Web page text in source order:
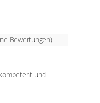
Bewertungen)
und